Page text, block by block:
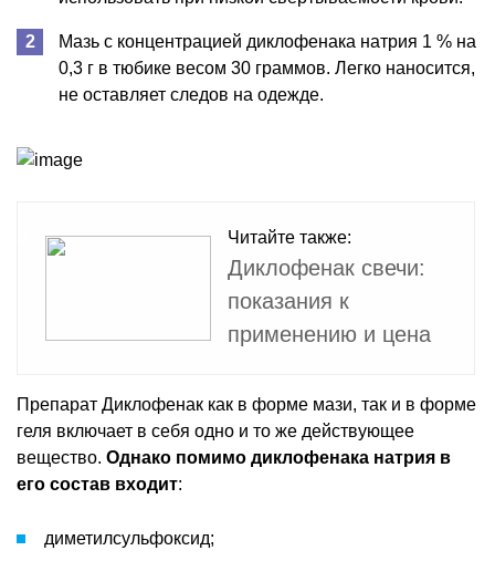
Мазь с концентрацией диклофенака натрия 1 % на
0,3 г в тюбике весом 30 граммов. Легко наносится,
не оставляет следов на одежде.
Читайте также:
Диклофенак свечи:
показания к
применению и цена
Препарат Диклофенак как в форме мази, так и в форме
геля включает в себя одно и то же действующее
вещество. Однако помимо диклофенака натрия в
его состав входит:
диметилсульфоксид;